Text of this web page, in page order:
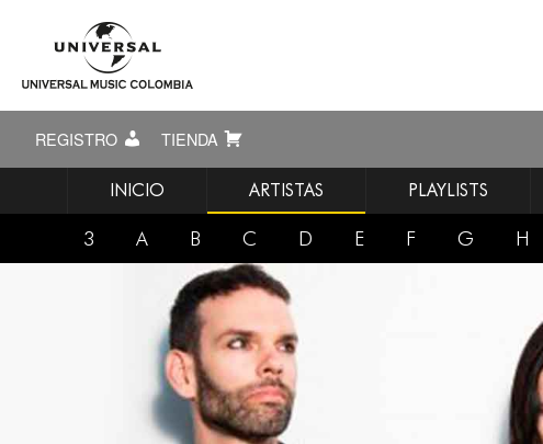
REGISTRO TIENDA
INICIO ARTISTAS PLAYLISTS
3 A B C D E F G H